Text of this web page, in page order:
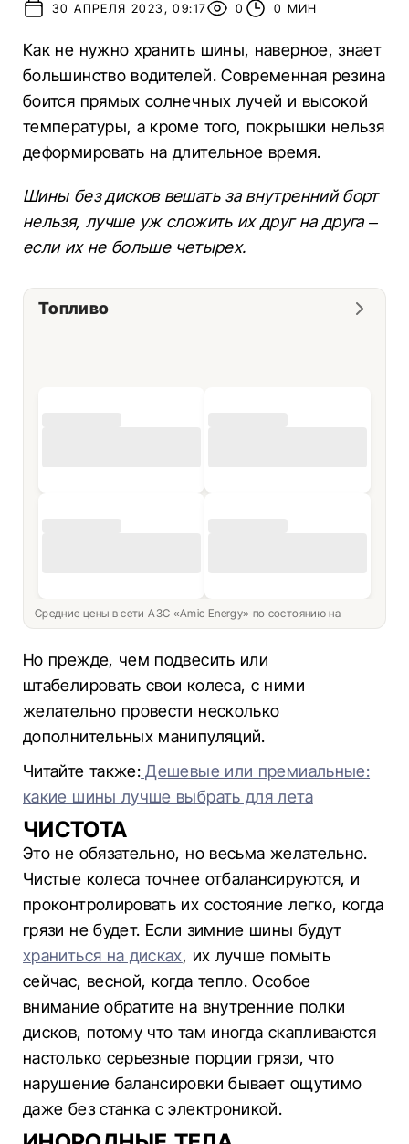
30 АПРЕЛЯ 2023, 09:17
0 0 МИН
Как не нужно хранить шины, наверное, знает
большинство водителей. Современная резина
боится прямых солнечных лучей и высокой
температуры, а кроме того, покрышки нельзя
деформировать на длительное время.
Шины без дисков вешать за внутренний борт
нельзя, лучше уж сложить их друг на друга –
если их не больше четырех.
Топливо
Средние цены в сети АЗС «Amic Energy» по состоянию на
Но прежде, чем подвесить или
штабелировать свои колеса, с ними
желательно провести несколько
дополнительных манипуляций.
Читайте также: Дешевые или премиальные:
какие шины лучше выбрать для лета
ЧИСТОТА
Это не обязательно, но весьма желательно.
Чистые колеса точнее отбалансируются, и
проконтролировать их состояние легко, когда
грязи не будет. Если зимние шины будут
храниться на дисках, их лучше помыть
сейчас, весной, когда тепло. Особое
внимание обратите на внутренние полки
дисков, потому что там иногда скапливаются
настолько серьезные порции грязи, что
нарушение балансировки бывает ощутимо
даже без станка с электроникой.